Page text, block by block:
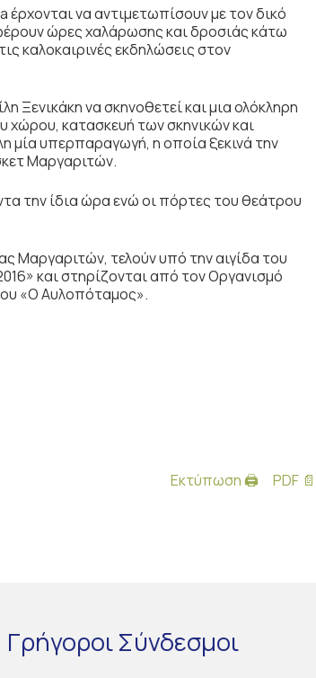
έρχονται να αντιμετωπίσουν με τον δικό
ώρες χαλάρωσης και δροσιάς κάτω
καλοκαιρινές εκδηλώσεις στον
να σκηνοθετεί και μια ολόκληρη
κατασκευή των σκηνικών και
μία υπερπαραγωγή, η οποία ξεκινά την
Μαργαριτών.
την ίδια ώρα ενώ οι πόρτες του θεάτρου
Μαργαριτών, τελούν υπό την αιγίδα του
και στηρίζονται από τον Οργανισμό
«Ο Αυλοπόταμος».
Εκτύπωση 🖨 PDF 📄
ΓρήγοροιΣύνδεσμοι